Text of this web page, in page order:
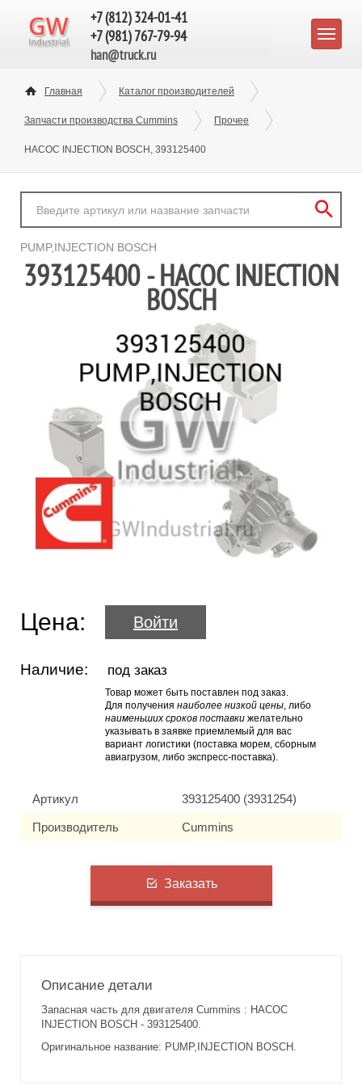
+7 (812) 324-01-41
+7 (981) 767-79-94
han@truck.ru
Главная Каталог производителей
Запчасти производства Cummins Прочее
НАСОС INJECTION BOSCH, 393125400
PUMP,INJECTION BOSCH
393125400 - НАСОС INJECTION
BOSCH
Цена: Войти
Наличие: под заказ
Товар может быть поставлен под заказ.
Для получения наиболее низкой цены, либо
наименьших сроков поставки желательно
указывать в заявке приемлемый для вас
вариант логистики (поставка морем, сборным
авиагрузом, либо экспресс-поставка).
Артикул 393125400 (3931254)
Производитель Cummins
Заказать
Описание детали
Запасная часть для двигателя Cummins : НАСОС
INJECTION BOSCH - 393125400.
Оригинальное название: PUMP,INJECTION BOSCH.